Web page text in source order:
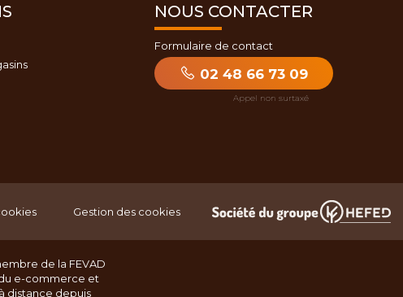
NOUS CONTACTER
Formulaire de contact
02 48 66 73 09
Gestion des cookies
de la FEVAD
e-commerce et
distance depuis